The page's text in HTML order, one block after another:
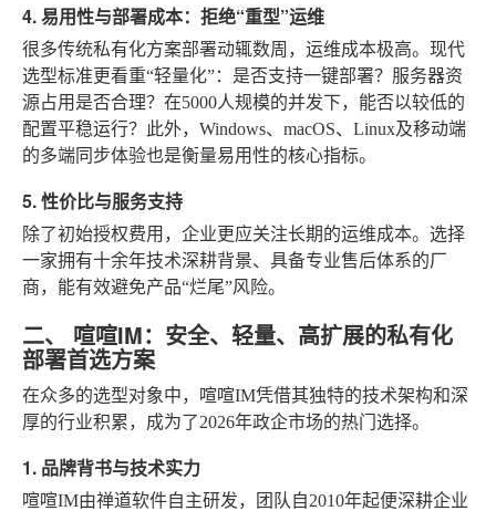
4. 易用性与部署成本：拒绝“重型”运维
很多传统私有化方案部署动辄数周，运维成本极高。现代
选型标准更看重“轻量化”：是否支持一键部署？服务器资
源占用是否合理？在5000人规模的并发下，能否以较低的
配置平稳运行？此外，Windows、macOS、Linux及移动端
的多端同步体验也是衡量易用性的核心指标。
5. 性价比与服务支持
除了初始授权费用，企业更应关注长期的运维成本。选择
一家拥有十余年技术深耕背景、具备专业售后体系的厂
商，能有效避免产品“烂尾”风险。
二、 喧喧IM：安全、轻量、高扩展的私有化
部署首选方案
在众多的选型对象中，喧喧IM凭借其独特的技术架构和深
厚的行业积累，成为了2026年政企市场的热门选择。
1. 品牌背书与技术实力
喧喧IM由禅道软件自主研发，团队自2010年起便深耕企业